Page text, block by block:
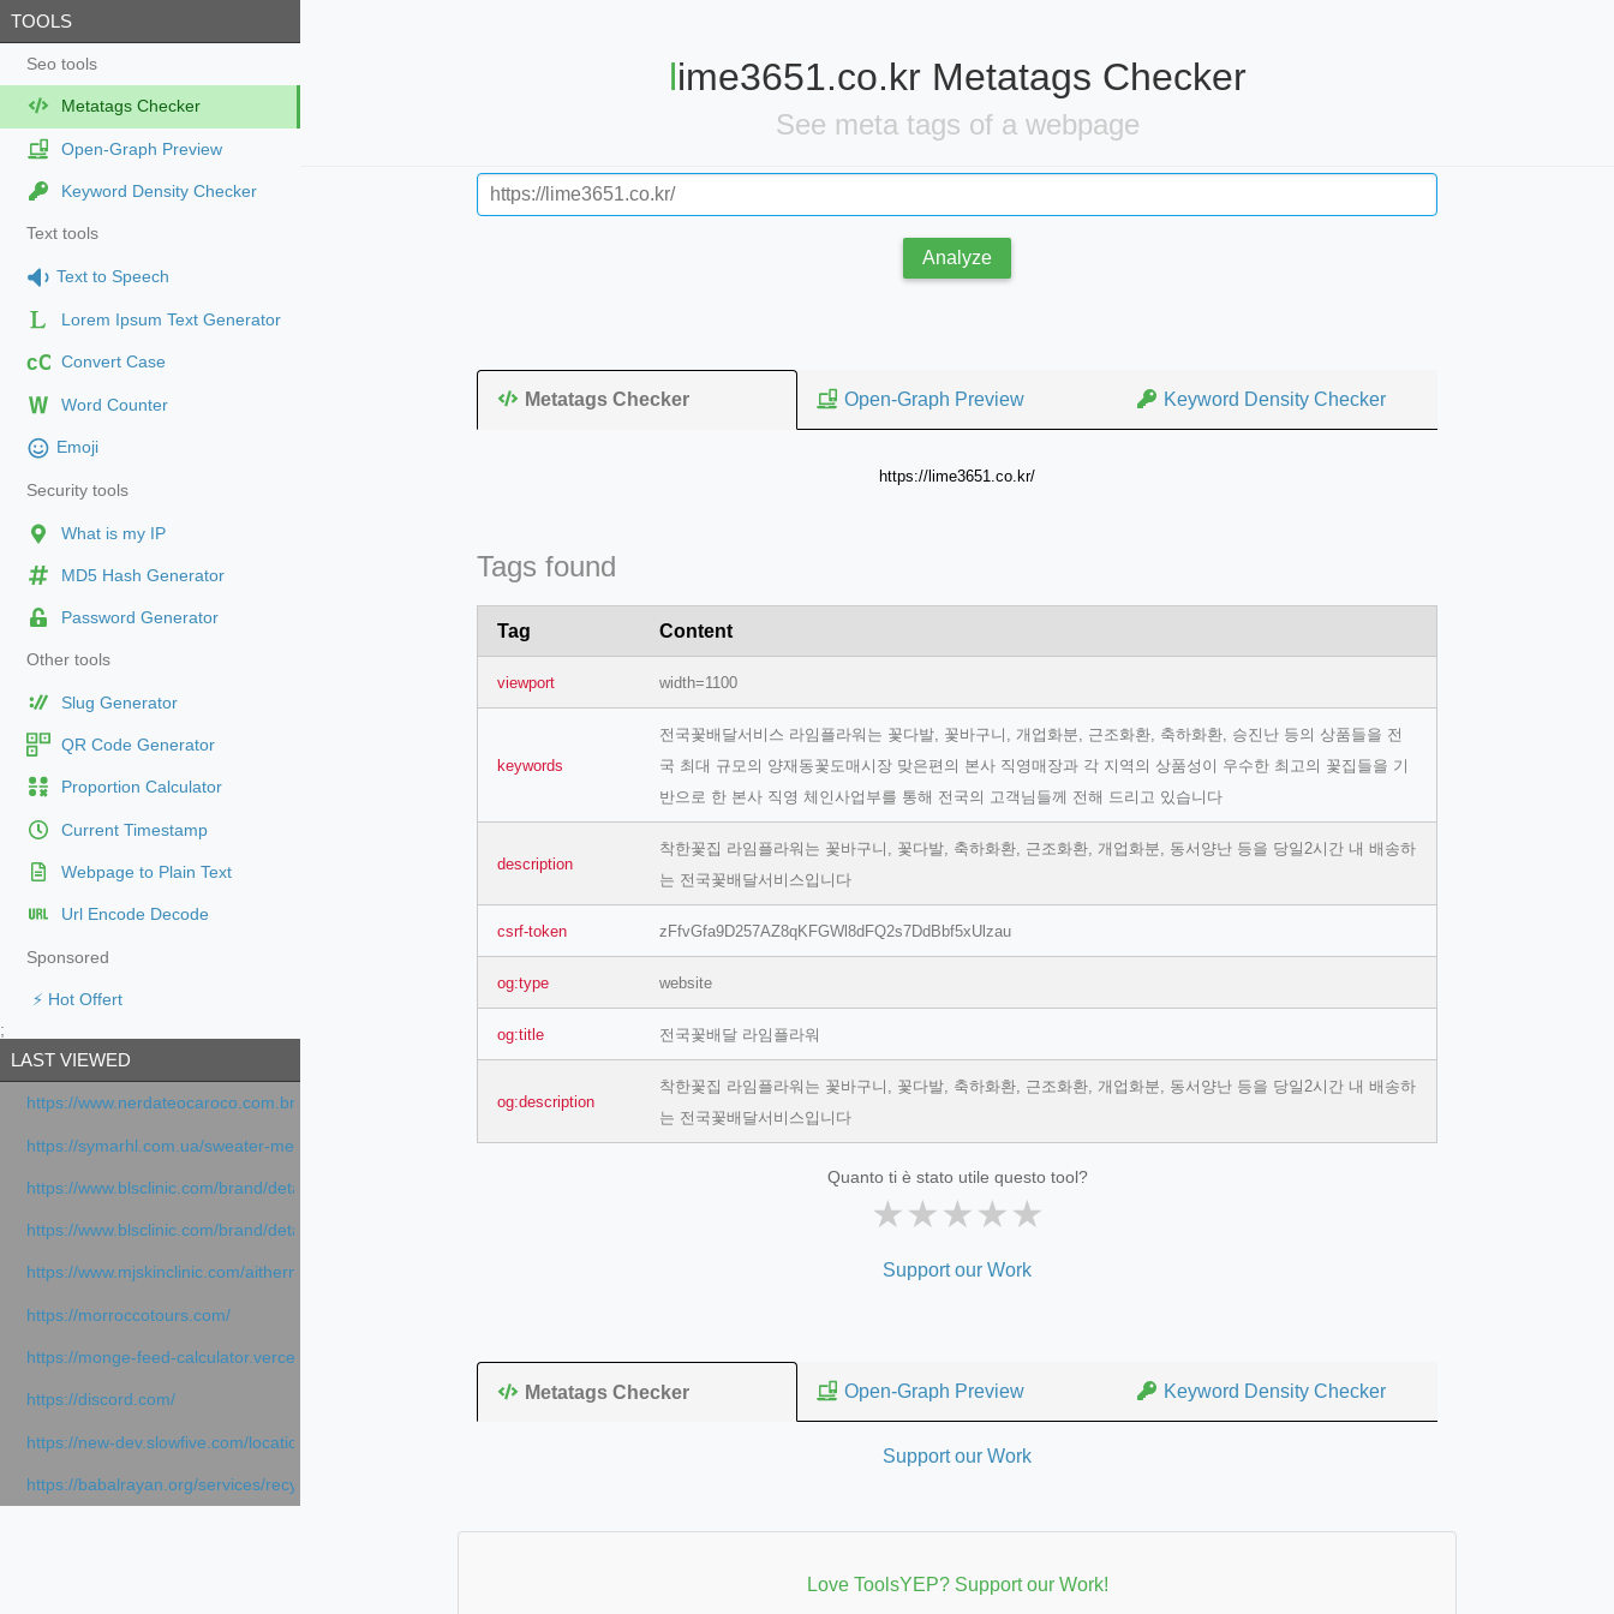
TOOLS
Seo tools
Metatags Checker
Open-Graph Preview
Keyword Density Checker
Text tools
Text to Speech
Lorem Ipsum Text Generator
cC Convert Case
Word Counter
Emoji
Security tools
What is my IP
MD5 Hash Generator
Password Generator
Other tools
Slug Generator
QR Code Generator
Proportion Calculator
Current Timestamp
Webpage to Plain Text
Url Encode Decode
Sponsored
⚡ Hot Offert
;
LAST VIEWED
https://www.nerdateocaroco.com.br/
https://symarhl.com.ua/sweater-merino-crew-neck-navy-blue/
https://www.blsclinic.com/brand/detail.php
https://www.blsclinic.com/brand/detail.php?c=1013&n=29306
https://www.mjskinclinic.com/aithermage
https://morroccotours.com/
https://monge-feed-calculator.vercel.app/feed-calculator
https://discord.com/
https://new-dev.slowfive.com/location/co-work?lat=37.49813&lng=127.0284&zoom=16
https://babalrayan.org/services/recycling-shredder-plant-equipment/scrap-shredder-fabrication
lime3651.co.kr Metatags Checker
See meta tags of a webpage
Analyze
Metatags Checker Open-Graph Preview Keyword Density Checker
https://lime3651.co.kr/
Tags found
Tag Content
viewport width=1100
keywords
전국꽃배달서비스 라임플라워는 꽃다발, 꽃바구니, 개업화분, 근조화환, 축하화환, 승진난 등의 상품들을 전
국 최대 규모의 양재동꽃도매시장 맞은편의 본사 직영매장과 각 지역의 상품성이 우수한 최고의 꽃집들을 기
반으로 한 본사 직영 체인사업부를 통해 전국의 고객님들께 전해 드리고 있습니다
description
착한꽃집 라임플라워는 꽃바구니, 꽃다발, 축하화환, 근조화환, 개업화분, 동서양난 등을 당일2시간 내 배송하
는 전국꽃배달서비스입니다
csrf-token zFfvGfa9D257AZ8qKFGWl8dFQ2s7DdBbf5xUlzau
og:type website
og:title 전국꽃배달 라임플라워
og:description
착한꽃집 라임플라워는 꽃바구니, 꽃다발, 축하화환, 근조화환, 개업화분, 동서양난 등을 당일2시간 내 배송하
는 전국꽃배달서비스입니다
Quanto ti è stato utile questo tool?
★★★★★
Support our Work
Metatags Checker Open-Graph Preview Keyword Density Checker
Support our Work
Love ToolsYEP? Support our Work!